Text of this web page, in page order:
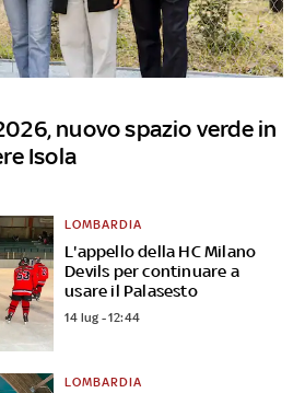
nuovo spazio verde in
Isola
L'appello della HC Milano
Devils per continuare a
usare il Palasesto
LOMBARDIA
14 lug - 12:44
LOMBARDIA